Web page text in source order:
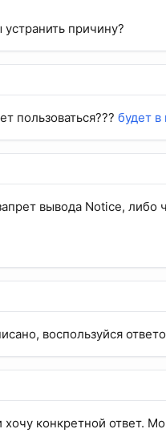
причину?
пользоваться??? будет
вывода Notice,
воспользуйся
хочу конкретной ответ.